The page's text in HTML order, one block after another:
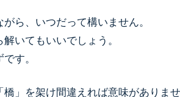
ら、いつだって構いません。
いてもいいでしょう。
す。
」を架け間違えれば意味がありませ